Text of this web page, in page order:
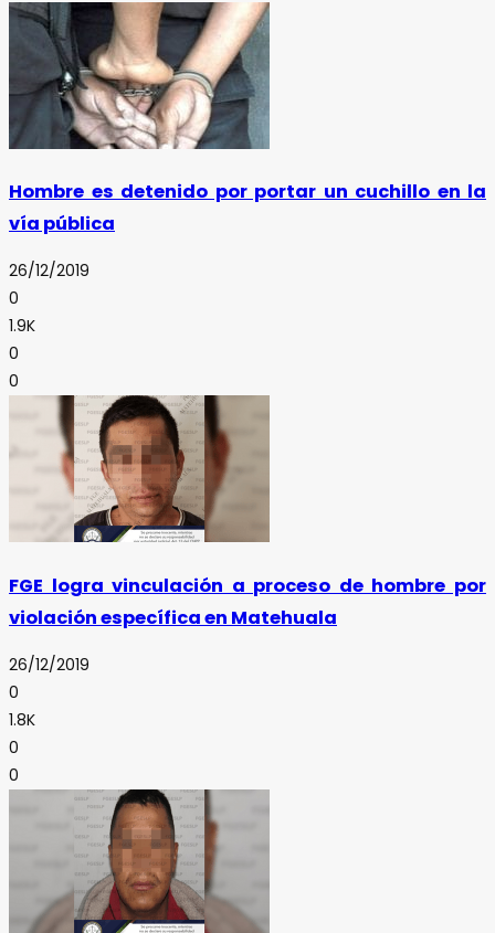
Hombre es detenido por portar un cuchillo en la
vía pública
26/12/2019
0
1.9K
0
0
FGE logra vinculación a proceso de hombre por
violación específica en Matehuala
26/12/2019
0
1.8K
0
0